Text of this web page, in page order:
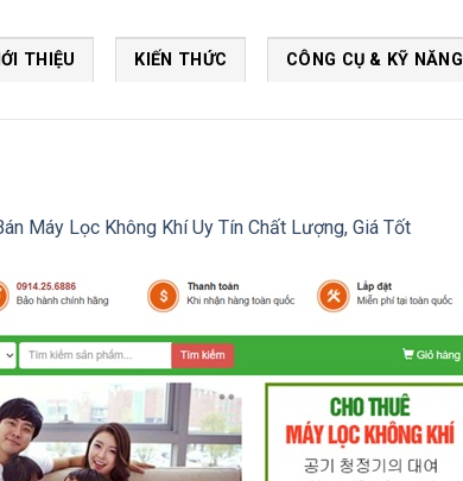
THIỆU KIẾN THỨC CÔNG CỤ & KỸ NĂNG
Máy Lọc Không Khí Uy Tín Chất Lượng, Giá Tốt